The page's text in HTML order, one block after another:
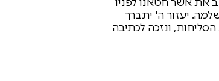
יעזור ה' יתברך
ונזכה לכתיבה